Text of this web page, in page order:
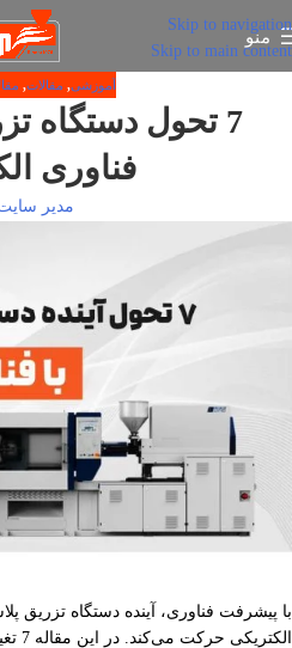
Skip to navigation
Skip to main content
منو
آموزشی, مقالات,
7 تحول دستگاه
فناوری
مدیر
با پیشرفت فناوری، آینده دستگاه تزریق